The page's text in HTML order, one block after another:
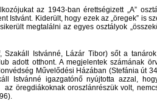
az 1943-ban érettségizett „A”
Istvánt. Kiderült, hogy ezek az „öregek” is
megtalálni az egyes osztályok
Istvánné, Lázár Tibor) sőt a
adott otthont. A megjelentek számának
Művelődési Házában (Stefánia út
Istvánné igazgatónő nyújtotta azzal,
öregdiákoknak oroszlánrészük volt,